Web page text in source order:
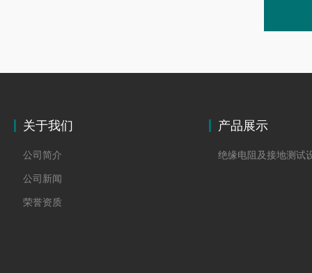
关于我们
公司简介
公司新闻
荣誉资质
产品展示
绝缘电阻及接地测试